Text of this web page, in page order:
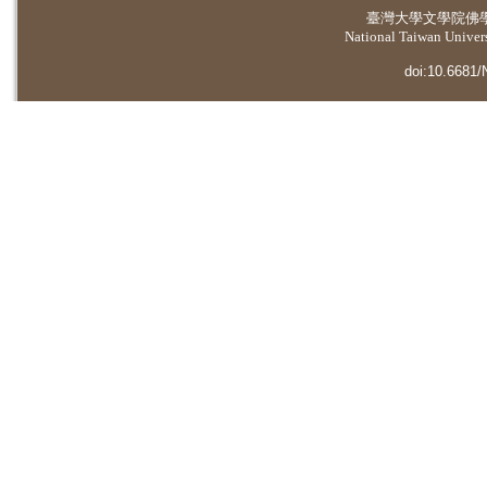
臺灣大學文學院佛
National Taiwan
doi:10.6681/